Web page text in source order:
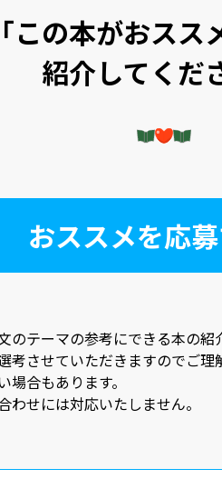
この本がおスス
紹介してくだ
おススメを応募
のテーマの参考にできる本の紹
考させていただきますのでご理
合もあります。
せには対応いたしません。